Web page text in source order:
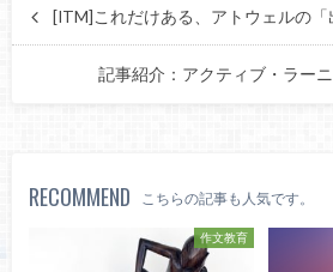
[ITM]これだけある、アトウェルの
記事紹介：アクティブ・ラー
RECOMMEND こちらの記事も人気です。
作文教育